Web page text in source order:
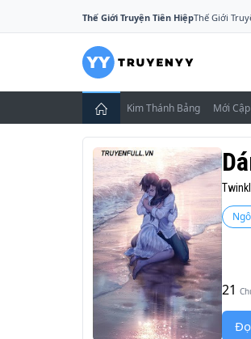
Thế Giới Truyện Tiên HiệpThế Giới
Kim Thánh Bảng Mới
21